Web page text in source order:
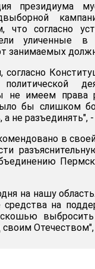
президиума
что согласно
уличенные
занимаемых
согласно
не имеем права
бы слишком
не разъединять",
в
на нашу
средства на